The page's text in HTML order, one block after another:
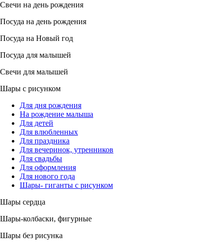
Свечи на день рождения
Посуда на день рождения
Посуда на Новый год
Посуда для малышей
Свечи для малышей
Шары с рисунком
Для дня рождения
На рождение малыша
Для детей
Для влюбленных
Для праздника
Для вечеринок, утренников
Для свадьбы
Для оформления
Для нового года
Шары- гиганты с рисунком
Шары сердца
Шары-колбаски, фигурные
Шары без рисунка